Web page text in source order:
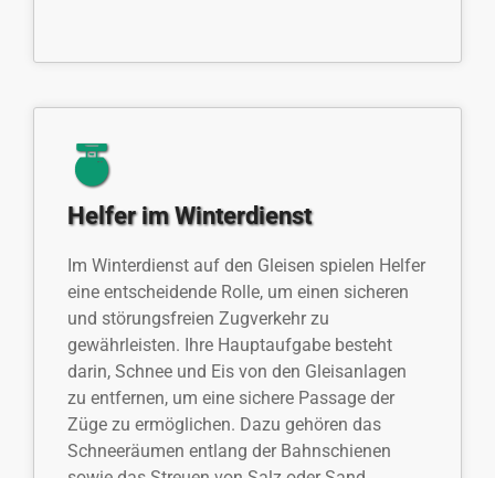
Helfer im Winterdienst
Im Winterdienst auf den Gleisen spielen Helfer
eine entscheidende Rolle, um einen sicheren
und störungsfreien Zugverkehr zu
gewährleisten. Ihre Hauptaufgabe besteht
darin, Schnee und Eis von den Gleisanlagen
zu entfernen, um eine sichere Passage der
Züge zu ermöglichen. Dazu gehören das
Schneeräumen entlang der Bahnschienen